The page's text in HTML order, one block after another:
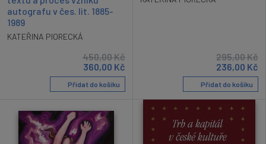
autografu v čes. lit. 1885-
1989
KATEŘINA PIORECKÁ
450,00Kč
360,00 Kč
Přidat do košíku
295,00Kč
236,00 Kč
Přidat do košíku